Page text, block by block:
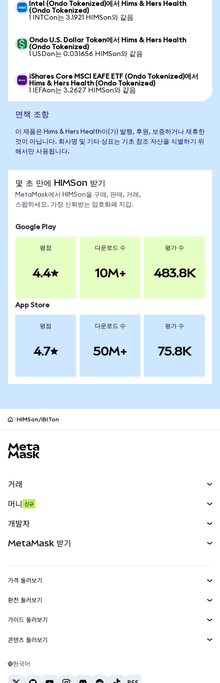
Intel (Ondo Tokenized)에서 Hims & Hers Health
(Ondo Tokenized)
1 INTCon는 3.1921 HIMSon와 같음
Ondo U.S. Dollar Token에서 Hims & Hers Health
(Ondo Tokenized)
1 USDon는 0.031656 HIMSon와 같음
iShares Core MSCI EAFE ETF (Ondo Tokenized)에서
Hims & Hers Health (Ondo Tokenized)
1 IEFAon는 3.2627 HIMSon와 같음
면책 조항
이 제품은 Hims & Hers Health이(가) 발행, 후원, 보증하거나 제휴한
것이 아닙니다. 회사명 및 기타 상표는 기초 참조 자산을 식별하기 위
해서만 사용됩니다.
몇 초 만에 HIMSon 받기
MetaMask에서 HIMSon을 구매, 판매, 거래,
스왑하세요. 가장 신뢰받는 암호화폐 지갑.
Google Play
평점
4.4
다운로드 수
10M+
평가 수
483.8K
App Store
평점
4.7
다운로드 수
50M+
평가 수
75.8K
HIMSon/IBITon
거래
무기한 선물
실물자산
머니 신규
개발자
MetaMask Connect
Snaps
웹3 서비스
MetaMask 받기
보안
고객 지원
채용
가격 둘러보기
이더리움 가격
솔라나 가격
테더 가격
환전 둘러보기
ETH를 USD로 환전
USDT를 INR로 환전
BTC를 INR로 환전
가이드 둘러보기
ETH 매수
콘텐츠 둘러보기
솔라나 지갑
한국어